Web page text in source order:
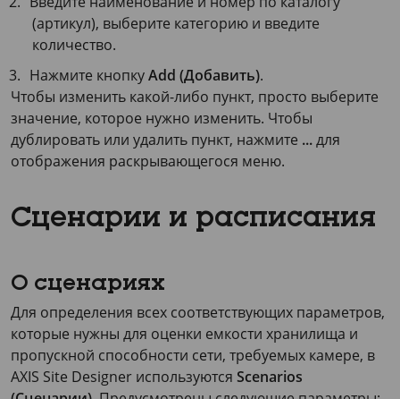
(артикул), выберите категорию и введите
количество.
Нажмите кнопкуAdd (Добавить).
Чтобы изменить какой-либо пункт, просто выберите
значение, которое нужно изменить. Чтобы
дублировать или удалить пункт, нажмите ...для
отображения раскрывающегося меню.
Сценарии и расписания
О сценариях
Для определения всех соответствующих параметров,
которые нужны для оценки емкости хранилища и
пропускной способности сети, требуемых камере, в
AXIS Site Designer используются Scenarios